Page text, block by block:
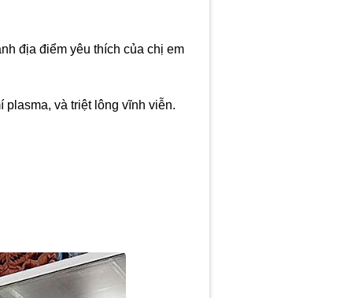
địa điểm yêu thích của chị em
plasma, và triệt lông vĩnh viễn.